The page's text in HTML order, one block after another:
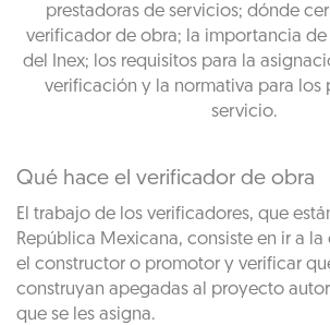
prestadoras de servicios; dónde
verificador de obra; la importancia de
del Inex; los requisitos para la
verificación y la normativa para los
servicio.
Qué hace el verificador de obra
El trabajo de los verificadores, que
República Mexicana, consiste en ir a
el constructor o promotor y verificar
construyan apegadas al proyecto
que se les asigna.